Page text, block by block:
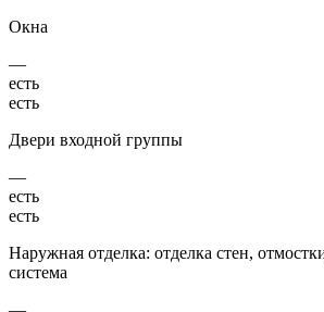
Окна
—
есть
есть
Двери входной группы
—
есть
есть
Наружная отделка: отделка стен,
система